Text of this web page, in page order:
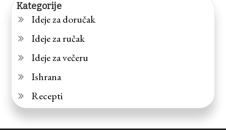
Kategorije
Ideje za doručak
Ideje za ručak
Ideje za večeru
Ishrana
Recepti